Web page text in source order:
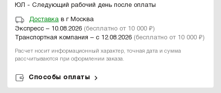
ЮЛ - Следующий рабочий день после оплаты
Доставка в г Москва
Экспресс – 10.08.2026 (бесплатно от 10 000 ₽)
Транспортная компания – с 12.08.2026 (бесплатно от 10 000 ₽)
Расчет носит информационный характер, точная дата и сумма
рассчитываются при оформлении заказа.
Способы оплаты